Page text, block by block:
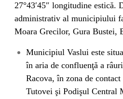
27°43′45″ longitudine estică.
administrativ al municipiului
Moara Grecilor, Gura Bustei,
Municipiul Vaslui este
în aria de confluenţă a
Racova, în zona de
Tutovei şi Podişul Central